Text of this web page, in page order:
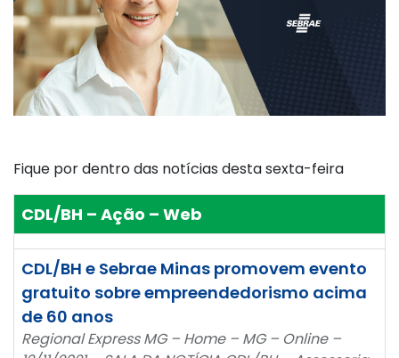
Fique por dentro das notícias desta sexta-feira
CDL/BH – Ação – Web
CDL/BH e Sebrae Minas promovem evento
gratuito sobre empreendedorismo acima
de 60 anos
Regional Express MG – Home – MG – Online –